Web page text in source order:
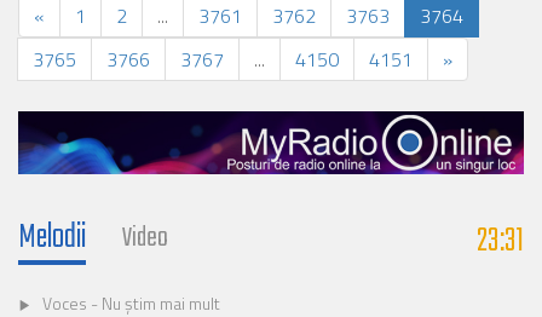
« 1 2 ... 3761 3762 3763
3764
3765
3766 3767 ... 4150 4151 »
Melodii Video 23:31
Voces - Nu știm mai mult